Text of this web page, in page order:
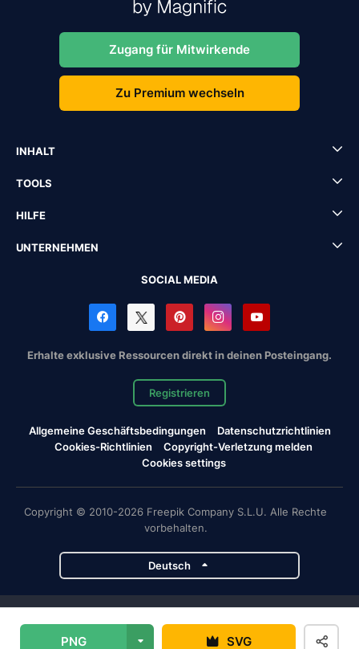
PNG SVG
Zugang für Mitwirkende
Zu Premium wechseln
INHALT
TOOLS
HILFE
UNTERNEHMEN
SOCIAL MEDIA
Erhalte exklusive Ressourcen direkt in deinen Posteingang.
Registrieren
Allgemeine Geschäftsbedingungen
Datenschutzrichtlinien
Cookies-Richtlinien
Copyright-Verletzung melden
Cookies settings
Copyright © 2010-2026 Freepik Company S.L.U. Alle Rechte
vorbehalten.
Deutsch